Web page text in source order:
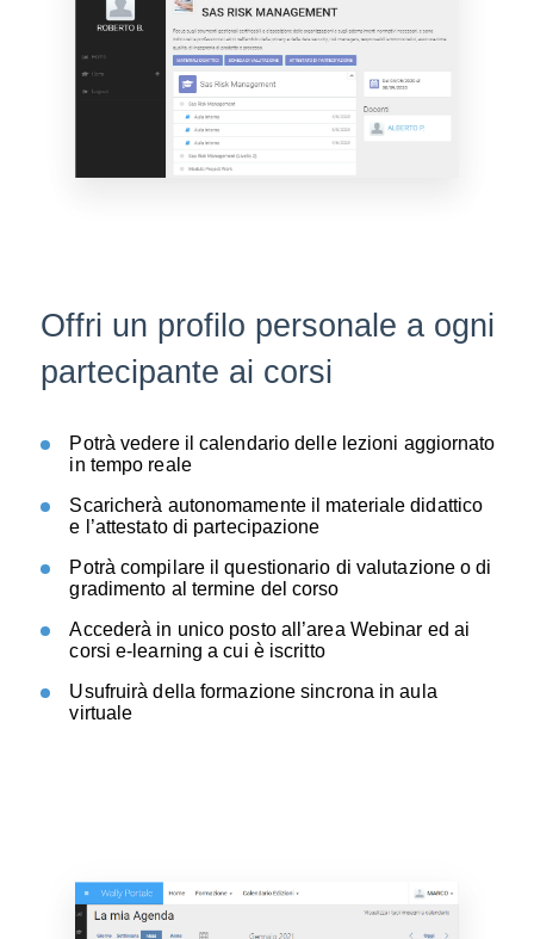
Offri un profilo personale a ogni
partecipante ai corsi
Potrà vedere il calendario delle lezioni aggiornato
in tempo reale
Scaricherà autonomamente il materiale didattico
e l’attestato di partecipazione
Potrà compilare il questionario di valutazione o di
gradimento al termine del corso
Accederà in unico posto all’area Webinar ed ai
corsi e-learning a cui è iscritto
Usufruirà della formazione sincrona in aula
virtuale